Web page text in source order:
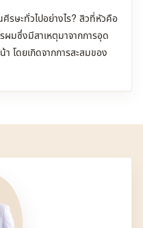
รษะทั่วไปอย่างไร? สิวที่หัวคือ
ผมซึ่งมีสาเหตุมาจากการอุด
โดยเกิดจากการสะสมของ